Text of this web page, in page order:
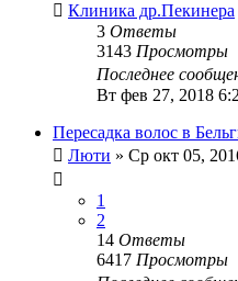
Клиника др.Пекинера
3 Ответы
3143 Просмотры
Последнее
Вт фев 27, 2018
Пересадка волос в
Люти » Ср окт 05,
1
2
14 Ответы
6417 Просмотры